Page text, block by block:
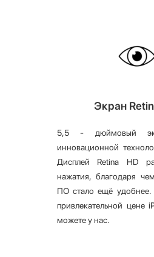
Экран
5,5 - дюймовый
инновационной
Дисплей Retina HD
нажатия, благодаря
ПО стало ещё удобнее.
привлекательной цене
можете у нас.